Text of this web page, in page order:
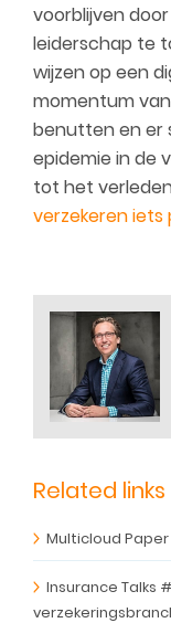
voorblijven
leiderschap te
wijzen op een
momentum
benutten en er
epidemie in de
tot het
verzekeren
Related links
Multicloud Paper
Insurance Talks